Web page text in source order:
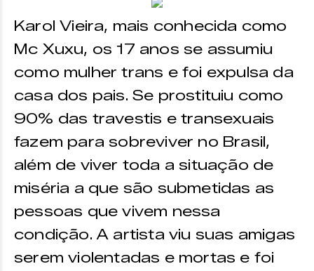
Karol Vieira, mais conhecida como
Mc Xuxu, os 17 anos se assumiu
como mulher trans e foi expulsa da
casa dos pais. Se prostituiu como
90% das travestis e transexuais
fazem para sobreviver no Brasil,
além de viver toda a situação de
miséria a que são submetidas as
pessoas que vivem nessa
condição. A artista viu suas amigas
serem violentadas e mortas e foi